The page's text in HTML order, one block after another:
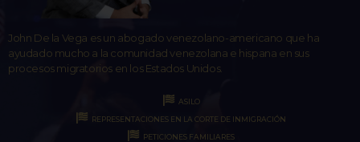
John De la Vega es un abogado venezolano-americano que ha
ayudado mucho a la comunidad venezolana e hispana en sus
procesos migratorios en los Estados Unidos.
ASILO
REPRESENTACIONES EN LA CORTE DE INMIGRACIÓN
PETICIONES FAMILIARES